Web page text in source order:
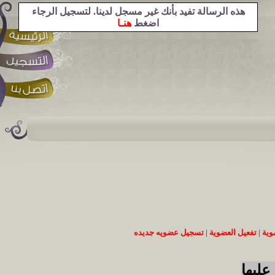
|تفعيل العضوية |تسجيل عضويه جديده
هذه الرسالة تفيد بأنك غير مسجل لدينا. لتسجيل الرجاء
اضغط هنـا